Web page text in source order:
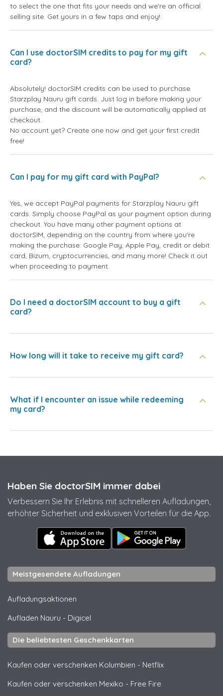
to select the one that fits your needs and we're an official
selling site. Get yours in a few taps and enjoy!
Can I use doctorSIM credits to pay for my gift
card?
Absolutely! doctorSIM credits can be used to purchase
Starzplay Nauru gift cards. Just log in before making your
purchase, and the discount will be automatically applied at
checkout.
No account yet? Create one now and get your first credit
free!
Can I pay for my gift card with PayPal?
Yes, we accept PayPal payments for Starzplay Nauru gift
cards. Simply choose PayPal as your payment option during
checkout. You have many other payment options at
doctorSIM, depending on the country from where you're
making the purchase: Google Pay, Apple Pay, credit or debit
card, Bizum, cryptocurrencies, and many more! Check it out
when proceeding to payment.
Do I need a doctorSIM account to buy a gift
card?
How long will it take to receive my gift card?
What if I encounter an issue while redeeming
my card?
Haben Sie doctorSIM immer dabei
Verbessern Sie Ihr Erlebnis mit schnelleren Aufladungen,
erhöhter Sicherheit und exklusiven Vorteilen für die App.
Meistgesendete Aufladungen
Aufladungsaktionen
Aufladen Nauru - Digicel
Die beliebtesten Geschenkkarten
Kaufen oder verschenken Kolumbien - Netflix
Kaufen oder verschenken Mexiko - Free Fire